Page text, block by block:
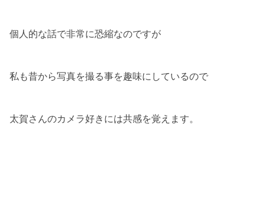
個人的な話で非常に恐縮なのですが
私も昔から写真を撮る事を趣味にしているので
太賀さんのカメラ好きには共感を覚えます。